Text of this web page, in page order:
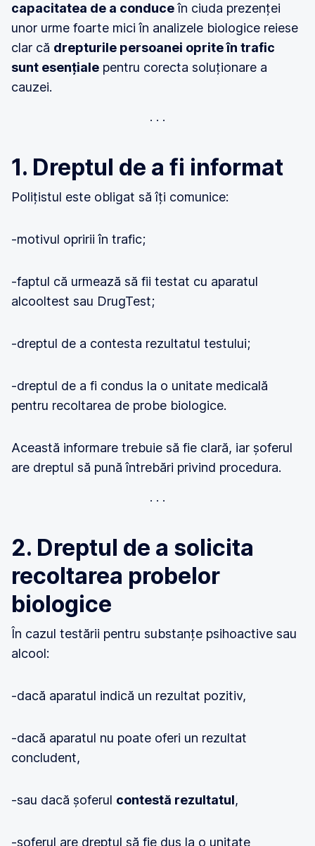
capacitatea de a conduceîn ciuda prezenței
unor urme foarte mici în analizele biologice reiese
clar că drepturile persoanei oprite în trafic
sunt esențiale pentru corecta soluționare a
cauzei.
1. Dreptul de a fi informat
Polițistul este obligat să îți comunice:
-motivul opririi în trafic;
-faptul că urmează să fii testat cu aparatul
alcooltest sau DrugTest;
-dreptul de a contesta rezultatul testului;
-dreptul de a fi condus la o unitate medicală
pentru recoltarea de probe biologice.
Această informare trebuie să fie clară, iar șoferul
are dreptul să pună întrebări privind procedura.
2. Dreptul de a solicita
recoltarea probelor
biologice
În cazul testării pentru substanțe psihoactive sau
alcool:
-dacă aparatul indică un rezultat pozitiv,
-dacă aparatul nu poate oferi un rezultat
concludent,
-sau dacă șoferul contestă rezultatul,
-șoferul are dreptul să fie dus la o unitate